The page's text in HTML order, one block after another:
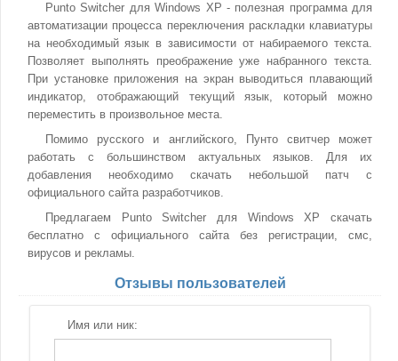
Punto Switcher для Windows XP - полезная программа для
автоматизации процесса переключения раскладки клавиатуры
на необходимый язык в зависимости от набираемого текста.
Позволяет выполнять преображение уже набранного текста.
При установке приложения на экран выводиться плавающий
индикатор, отображающий текущий язык, который можно
переместить в произвольное места.
Помимо русского и английского, Пунто свитчер может
работать с большинством актуальных языков. Для их
добавления необходимо скачать небольшой патч с
официального сайта разработчиков.
Предлагаем Punto Switcher для Windows XP скачать
бесплатно с официального сайта без регистрации, смс,
вирусов и рекламы.
Отзывы пользователей
Имя или ник: